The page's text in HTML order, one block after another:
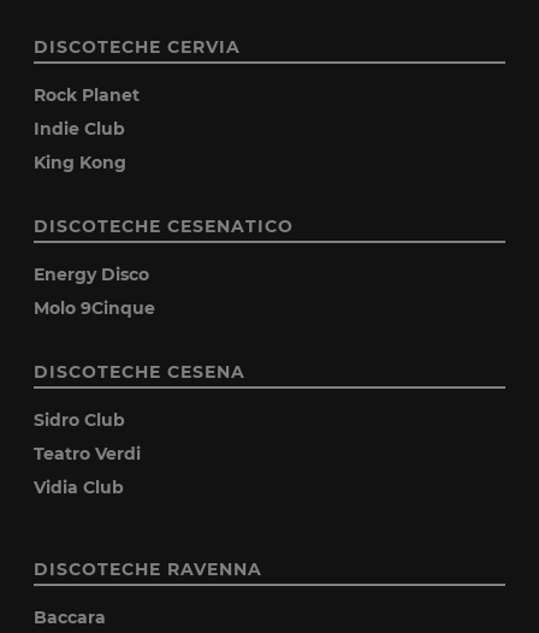
DISCOTECHE CERVIA
Rock Planet
Indie Club
King Kong
DISCOTECHE CESENATICO
Energy Disco
Molo 9Cinque
DISCOTECHE CESENA
Sidro Club
Teatro Verdi
Vidia Club
DISCOTECHE RAVENNA
Baccara